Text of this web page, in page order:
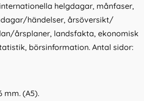
helgdagar, månfaser,
händelser, årsöversikt/
årsplaner, landsfakta, ekonomisk
börsinformation. Antal sidor:
mm. (A5).